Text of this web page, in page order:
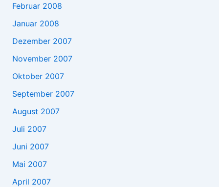
Februar 2008
Januar 2008
Dezember 2007
November 2007
Oktober 2007
September 2007
August 2007
Juli 2007
Juni 2007
Mai 2007
April 2007